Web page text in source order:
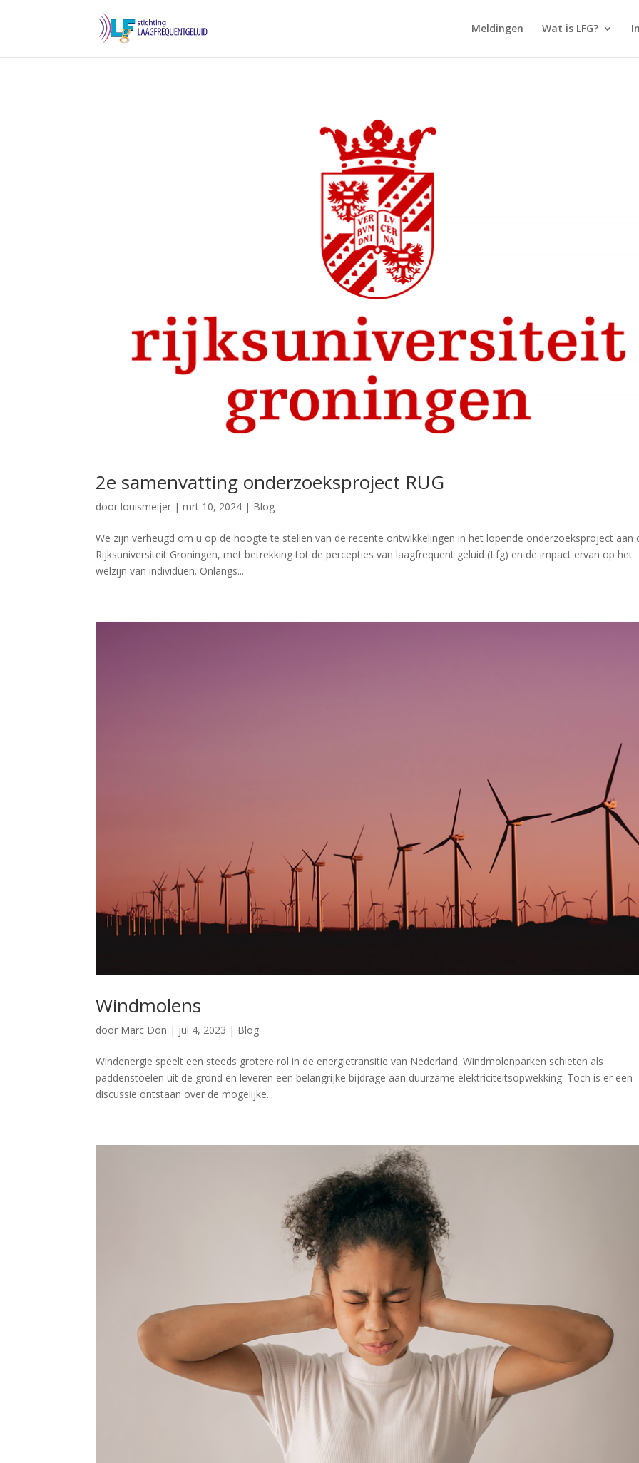
Meldingen Wat is LFG?
2e samenvatting onderzoeksproject RUG
doorlouismeijer |mrt 10, 2024 | Blog
We zijn verheugd om u op de hoogte te stellen van de recente ontwikkelingen in het lopende onderzoeksproject aan
Rijksuniversiteit Groningen, met betrekking tot de percepties van laagfrequent geluid (Lfg) en de impact ervan op het
welzijn van individuen. Onlangs...
Windmolens
door Marc Don | jul 4, 2023 | Blog
Windenergie speelt een steeds grotere rol in de energietransitie van Nederland. Windmolenparken schieten als
paddenstoelen uit de grond en leveren een belangrijke bijdrage aan duurzame elektriciteitsopwekking. Toch is er een
discussie ontstaan over de mogelijke...